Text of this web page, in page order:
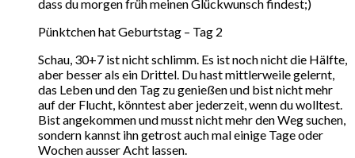
dass du morgen früh meinen Glückwunsch findest;)
Pünktchen hat Geburtstag – Tag 2
Schau, 30+7 ist nicht schlimm. Es ist noch nicht die Hälfte,
aber besser als ein Drittel. Du hast mittlerweile gelernt,
das Leben und den Tag zu genießen und bist nicht mehr
auf der Flucht, könntest aber jederzeit, wenn du wolltest.
Bist angekommen und musst nicht mehr den Weg suchen,
sondern kannst ihn getrost auch mal einige Tage oder
Wochen ausser Acht lassen.